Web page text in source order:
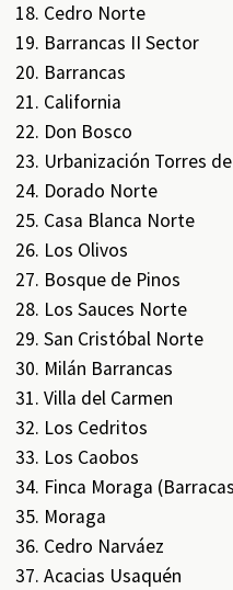
Cedro Norte
Barrancas II Sector
Barrancas
California
Don Bosco
Urbanización Torres
Dorado Norte
Casa Blanca Norte
Los Olivos
Bosque de Pinos
Los Sauces Norte
San Cristóbal Norte
Milán Barrancas
Villa del Carmen
Los Cedritos
Los Caobos
Finca Moraga
Moraga
Cedro Narváez
Acacias Usaquén